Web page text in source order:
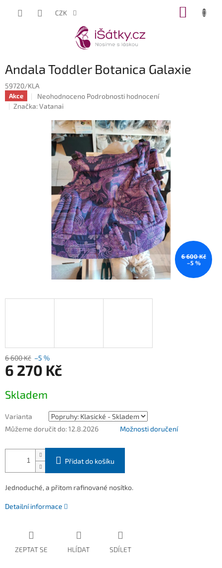
CZK
Andala Toddler Botanica Galaxie
59720/KLA
Akce
Průměrné
hodnocení
hvězdiček.
Neohodnoceno Podrobnosti hodnocení
Značka:Vatanai
6 600 Kč
–5 %
6 600 Kč –5 %
6 270 Kč
cena:
Skladem
Varianta
Můžeme doručit do:12.8.2026 Možnosti doručení
Přidat do košíku
Jednoduché, a přitom rafinované nosítko.
Detailní informace
ZEPTAT SE HLÍDAT SDÍLET